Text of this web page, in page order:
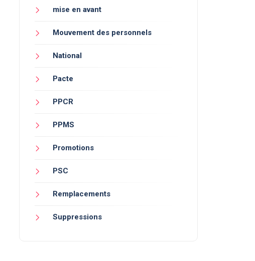
mise en avant
Mouvement des personnels
National
Pacte
PPCR
PPMS
Promotions
PSC
Remplacements
Suppressions